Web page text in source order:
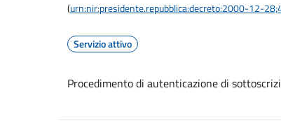
(urn:nir:presidente.repubblica:decreto:2000-12-
Servizio attivo
Procedimento di autenticazione di